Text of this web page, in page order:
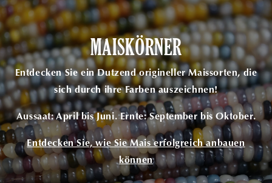
MAISKÖRNER
Entdecken Sie ein Dutzend origineller Maissorten, die
sich durch ihre Farben auszeichnen!
Aussaat:April bis Juni.Ernte:September bis Oktober.
Entdecken Sie, wie Sie Mais erfolgreich anbauen
können